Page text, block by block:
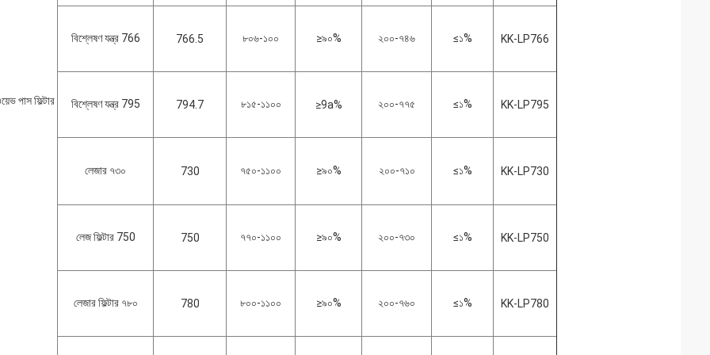
পাস ফিল্টার
বিশ্লেষণ যন্ত্র 766 766.5 ৮০৬-১০০ ≥৯০% ২০০-৭৪৬ ≤১% KK-LP766
বিশ্লেষণ যন্ত্র 795 794.7 ৮১৫-১১০০ ≥9a% ২০০-৭৭৫ ≤১% KK-LP795
লেজার ৭৩০ 730 ৭৫০-১১০০ ≥৯০% ২০০-৭১০ ≤১% KK-LP730
লেজ ফিল্টার 750 750 ৭৭০-১১০০ ≥৯০% ২০০-৭৩০ ≤১% KK-LP750
লেজার ফিল্টার ৭৮০ 780 ৮০০-১১০০ ≥৯০% ২০০-৭৬০ ≤১% KK-LP780